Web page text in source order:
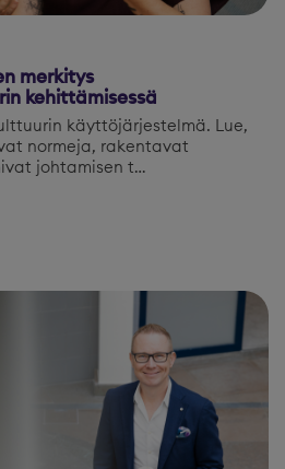
merkitys
kehittämisessä
käyttöjärjestelmä. Lue,
normeja, rakentavat
johtamisen t…